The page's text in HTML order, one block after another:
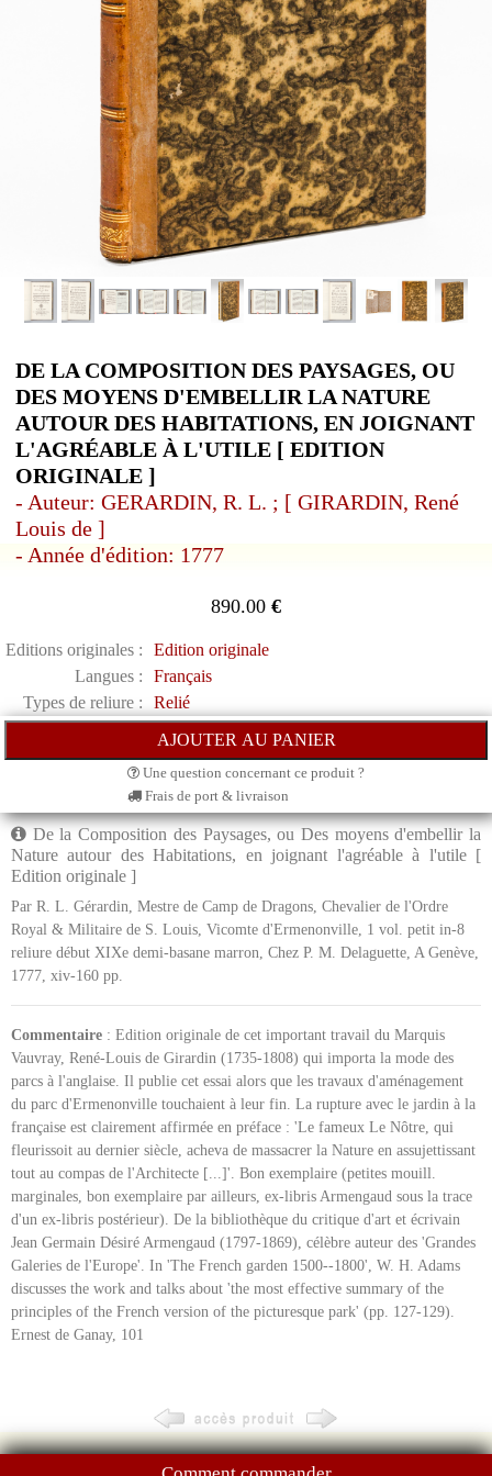
DE LA COMPOSITION DES PAYSAGES, OU
DES MOYENS D'EMBELLIR LA NATURE
AUTOUR DES HABITATIONS, EN JOIGNANT
L'AGRÉABLE À L'UTILE [ EDITION
ORIGINALE ]
- Auteur: GERARDIN, R. L. ; [ GIRARDIN, René
Louis de ]
- Année d'édition: 1777
890.00 €
Editions originales :
Edition originale
Langues :
Français
Types de reliure :
Relié
Une question concernant ce produit ?
Frais de port & livraison
De la Composition des Paysages, ou Des moyens d'embellir la
Nature autour des Habitations, en joignant l'agréable à l'utile [
Edition originale ]
Par R. L. Gérardin, Mestre de Camp de Dragons, Chevalier de l'Ordre
Royal & Militaire de S. Louis, Vicomte d'Ermenonville, 1 vol. petit in-8
reliure début XIXe demi-basane marron, Chez P. M. Delaguette, A Genève,
1777, xiv-160 pp.
Commentaire : Edition originale de cet important travail du Marquis
Vauvray, René-Louis de Girardin (1735-1808) qui importa la mode des
parcs à l'anglaise. Il publie cet essai alors que les travaux d'aménagement
du parc d'Ermenonville touchaient à leur fin. La rupture avec le jardin à la
française est clairement affirmée en préface : 'Le fameux Le Nôtre, qui
fleurissoit au dernier siècle, acheva de massacrer la Nature en assujettissant
tout au compas de l'Architecte [...]'. Bon exemplaire (petites mouill.
marginales, bon exemplaire par ailleurs, ex-libris Armengaud sous la trace
d'un ex-libris postérieur). De la bibliothèque du critique d'art et écrivain
Jean Germain Désiré Armengaud (1797-1869), célèbre auteur des 'Grandes
Galeries de l'Europe'. In 'The French garden 1500--1800', W. H. Adams
discusses the work and talks about 'the most effective summary of the
principles of the French version of the picturesque park' (pp. 127-129).
Ernest de Ganay, 101